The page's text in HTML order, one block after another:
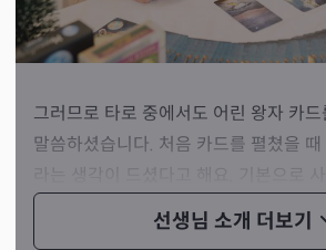
선생님 소개 더보기
그러므로 타로 중에서도 어린 왕자 카
말씀하셨습니다. 처음 카드를 펼쳤을
웨이트보다 더 매력적이고, 직관적이기
다고 말씀하셨죠.